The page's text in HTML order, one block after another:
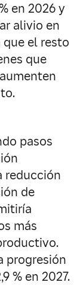
en 2026 y
alivio en
el resto
que
pasos
reducción
de
más
progresión
% en 2027.